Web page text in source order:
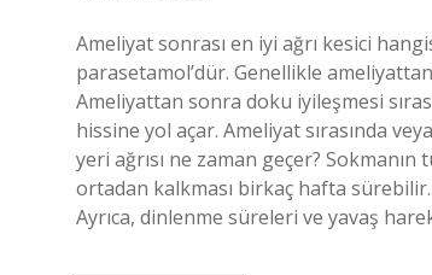
Ameliyat sonrası en iyi ağrı kesici
parasetamol’dür. Genellikle
Ameliyattan sonra doku iyileşmesi
hissine yol açar. Ameliyat sırasında
yeri ağrısı ne zaman geçer?
ortadan kalkması birkaç hafta
Ayrıca, dinlenme süreleri ve yavaş